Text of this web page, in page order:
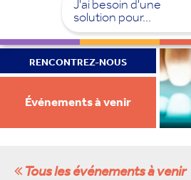
J'ai besoin d'une
solution pour...
RENCONTREZ-NOUS
Événements à venir
Tous les événements à venir